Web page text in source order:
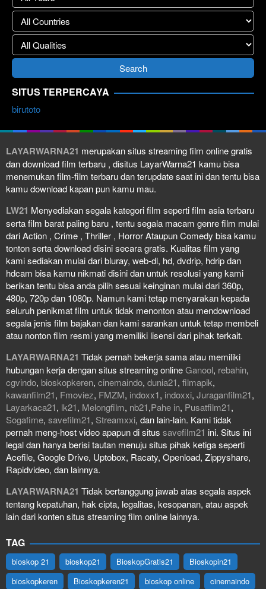
SITUS TERPERCAYA
birutoto
LAYARWARNA21 merupakan situs streaming film online gratis
dan download film terbaru , disitus LayarWarna21 kamu bisa
menemukan film-film terbaru dan terupdate saat ini dan tentu bisa
kamu download kapan pun kamu mau.
LW21 Menyediakan segala kategori film seperti film asia terbaru
serta film barat paling baru , tentu segala macam genre film mulai
dari Action , Crime , Thriller , Horror Ataupun Comedy bisa kamu
tonton serta download disini secara gratis. Kualitas film yang
kami sediakan mulai dari bluray, web-dl, hd, dvdrip, hdrip dan
hdcam bisa kamu nikmati disini dan untuk resolusi yang kami
berikan tentu bisa anda pilih sesuai keinginan mulai dari 360p,
480p, 720p dan 1080p. Namun kami tetap menyarakan kepada
seluruh penikmat film untuk tidak menonton atau mendownload
segala jenis film bajakan dan kami sarankan untuk tetap membeli
atau nonton film resmi yang memiliki lisensi dari pihak terkait.
LAYARWARNA21 Tidak pernah bekerja sama atau memiliki
hubungan kerja dengan situs streaming onlineGanool, rebahin,
cgvindo, bioskopkeren, cinemaindo, dunia21, filmapik,
kawanfilm21, Fmoviez, FMZM, indoxx1, indoxxi, Juraganfilm21,
Layarkaca21, lk21, Melongfilm, nb21,Pahe in, Pusatfilm21,
Sogafime, savefilm21, Streamxxi, dan lain-lain. Kami tidak
pernah meng-host video apapun di situs savefilm21 ini. Situs ini
legal dan hanya berisi tautan menuju situs pihak ketiga seperti
Acefile, Google Drive, Uptobox, Racaty, Openload, Zippyshare,
Rapidvideo, dan lainnya.
LAYARWARNA21 Tidak bertanggung jawab atas segala aspek
tentang kepatuhan, hak cipta, legalitas, kesopanan, atau aspek
lain dari konten situs streaming film online lainnya.
TAG
bioskop 21 bioskop21 BioskopGratis21
Bioskopin21
bioskopkeren
Bioskopkeren21 bioskop online cinemaindo